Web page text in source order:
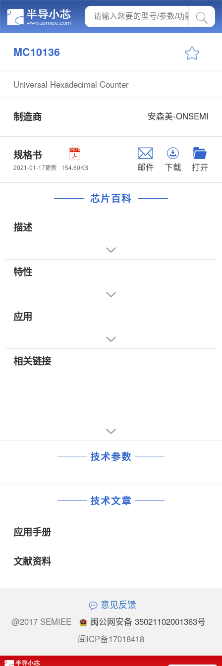
MC10136
Universal Hexadecimal Counter
制造商 安森美-ONSEMI
规格书
2021-01-17更新 154.60KB 邮件 下载 打开
芯片百科
描述
特性
应用
相关链接
技术参数
技术文章
应用手册
文献资料
意见反馈
@2017 SEMIEE
闽公网安备 35021102001363号
闽ICP备17018418